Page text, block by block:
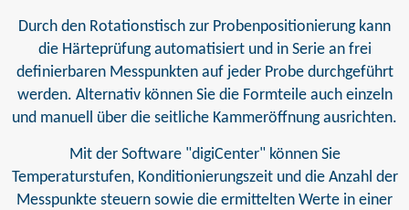
Durch den Rotationstisch zur Probenpositionierung kann
die Härteprüfung automatisiert und in Serie an frei
definierbaren Messpunkten auf jeder Probe durchgeführt
werden. Alternativ können Sie die Formteile auch einzeln
und manuell über die seitliche Kammeröffnung ausrichten.
Mit der Software "digiCenter" können Sie
Temperaturstufen, Konditionierungszeit und die Anzahl der
Messpunkte steuern sowie die ermittelten Werte in einer